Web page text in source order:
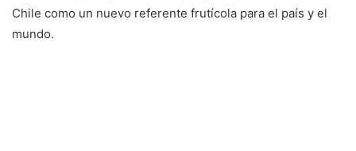
Chile como un nuevo referente frutícola para el país y el
mundo.